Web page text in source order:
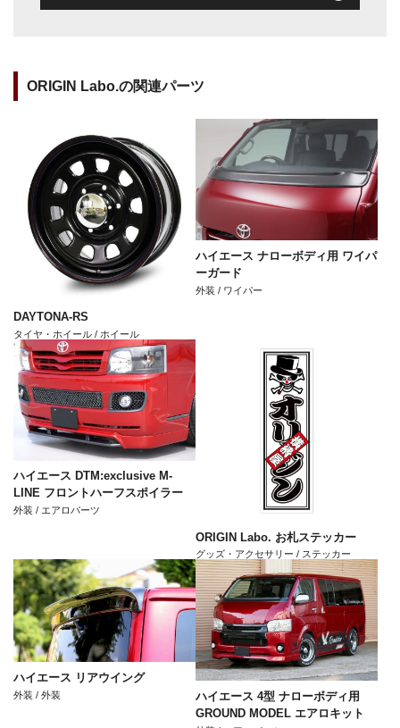
ORIGIN Labo.の関連パーツ
DAYTONA-RS
タイヤ・ホイール / ホイール
ハイエース ナローボディ用 ワイパ
ーガード
外装 / ワイパー
ハイエース DTM:exclusive M-
LINE フロントハーフスポイラー
外装 / エアロパーツ
ORIGIN Labo. お札ステッカー
グッズ・アクセサリー / ステッカー
ハイエース リアウイング
外装 / 外装
ハイエース 4型 ナローボディ用
GROUND MODEL エアロキット